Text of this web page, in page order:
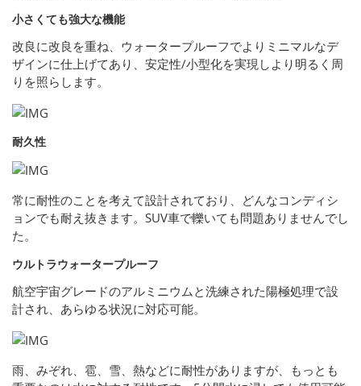
小さくても強大な機能
改良に改良を重ね、ウォータープルーフでよりミニマルなデ
ザインに仕上げてあり、安定性/小型化を実現しより明るく周
りを照らします。
耐久性
常に耐性のことを考えて設計されており、どんなコンディシ
ョンでも耐え抜きます。SUV車で轢いても問題ありませんでし
た。
ウルトラウォータープルーフ
航空宇宙グレードのアルミニウムと洗練された陽極処理で設
計され、あらゆる状況に対応可能。
雨、みぞれ、雹、雪、熱などに耐性がありますが、もっとも